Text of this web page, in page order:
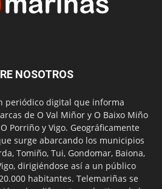
NOSOTROS
periódico digital que informa
de O Val Miñor y O Baixo Miño
Porriño y Vigo. Geográficamente
surge abarcando los municipios
Tomiño, Tui, Gondomar, Baiona,
dirigiéndose así a un público
habitantes. Telemariñas se